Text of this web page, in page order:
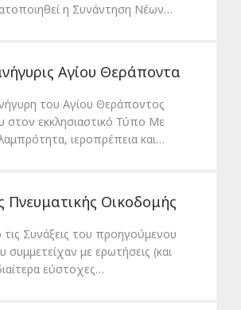
η Συνάντηση Νέων…
Αγίου Θεράποντα
του Αγίου Θεράποντος
στον εκκλησιαστικό Τύπο Με
λαμπρότητα, ιεροπρέπεια και…
Πνευματικής Οικοδομής
Συνάξεις του προηγούμενου
με ερωτήσεις (και
εύστοχες…